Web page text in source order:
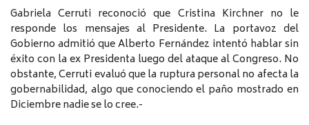
Gabriela Cerruti reconoció que Cristina Kirchner no le
responde los mensajes al Presidente. La portavoz del
Gobierno admitió que Alberto Fernández intentó hablar sin
éxito con la ex Presidenta luego del ataque al Congreso. No
obstante, Cerruti evaluó que la ruptura personal no afecta la
gobernabilidad, algo que conociendo el paño mostrado en
Diciembre nadie se lo cree.-